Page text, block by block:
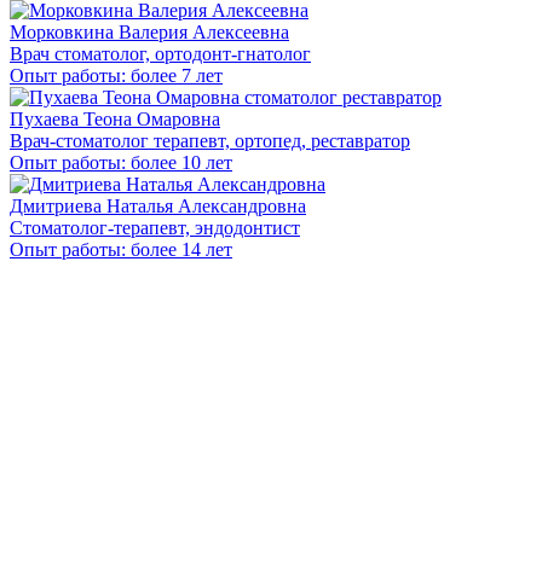
Морковкина Валерия Алексеевна
Врач стоматолог, ортодонт-гнатолог
Опыт работы: более 7 лет
Пухаева Теона Омаровна
Врач-стоматолог терапевт, ортопед, реставратор
Опыт работы: более 10 лет
Дмитриева Наталья Александровна
Стоматолог-терапевт, эндодонтист
Опыт работы: более 14 лет